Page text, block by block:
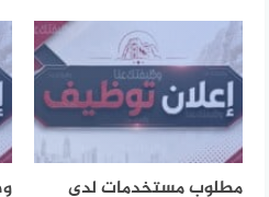
مطلوب مستخدمات لدى